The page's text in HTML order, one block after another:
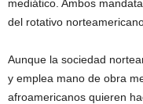
mediático. Ambos
del rotativo
Aunque la sociedad
y emplea mano de obra
afroamericanos quieren